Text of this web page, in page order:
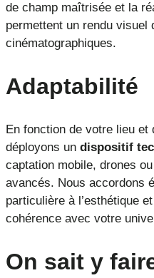
de champ maîtrisée et la
permettent un rendu visuel
cinématographiques.
Adaptabilité
En fonction de votre lieu
déployons un dispositif
captation mobile, drones
avancés. Nous accordons
particulière à l’esthétique
cohérence avec votre
On sait y